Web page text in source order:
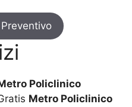
Policlinico
Metro Policlinico